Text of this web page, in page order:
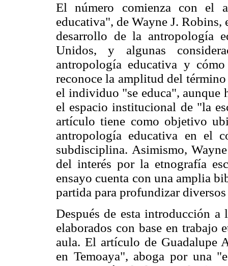
El número comienza con el
educativa", de Wayne J. Robins,
desarrollo de la antropología
Unidos, y algunas
antropología educativa y
reconoce la amplitud del
el individuo "se educa", aunque
el espacio institucional de "la
artículo tiene como objetivo
antropología educativa en el
subdisciplina. Asimismo,
del interés por la etnografía
ensayo cuenta con una amplia
partida para profundizar
Después de esta introducción
elaborados con base en trabajo
aula. El artículo de Guadalupe
en Temoaya", aboga por una